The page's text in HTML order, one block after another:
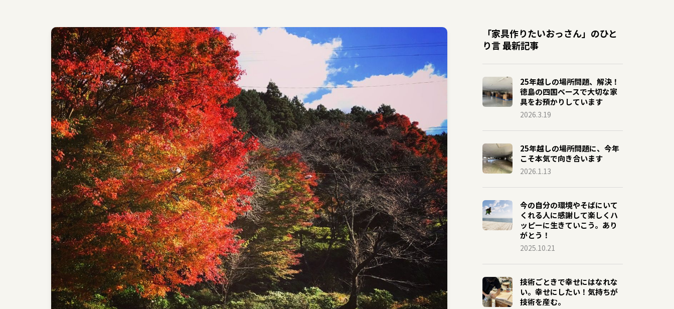
「家具作りたいおっさん」のひと
り言 最新記事
25年越しの場所問題、解決！
徳島の四国ベースで大切な家
具をお預かりしています
2026.3.19
25年越しの場所問題に、今年
こそ本気で向き合います
2026.1.13
今の自分の環境やそばにいて
くれる人に感謝して楽しくハ
ッピーに生きていこう。あり
がとう！
2025.10.21
技術ごときで幸せにはなれな
い。幸せにしたい！気持ちが
技術を産む。